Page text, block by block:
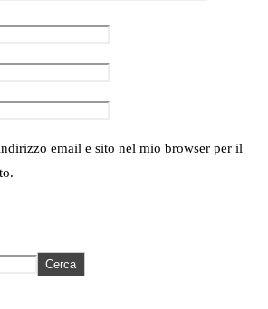
email e sito nel mio browser per il
Cerca